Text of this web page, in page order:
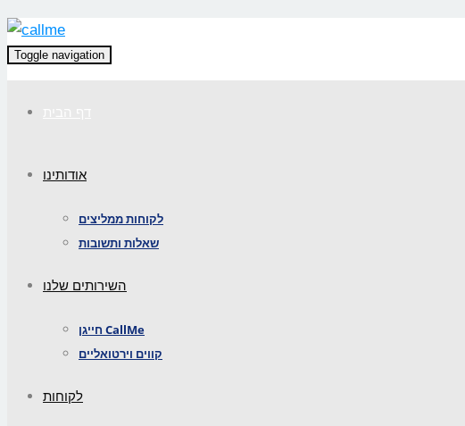
Toggle navigation
אודותינו
לקוחות ממליצים
שאלות ותשובות
השירותים שלנו
חייגן CallMe
קווים וירטואליים
לקוחות